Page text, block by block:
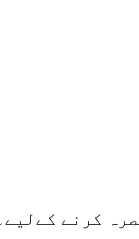
کرنے کےلیے۔